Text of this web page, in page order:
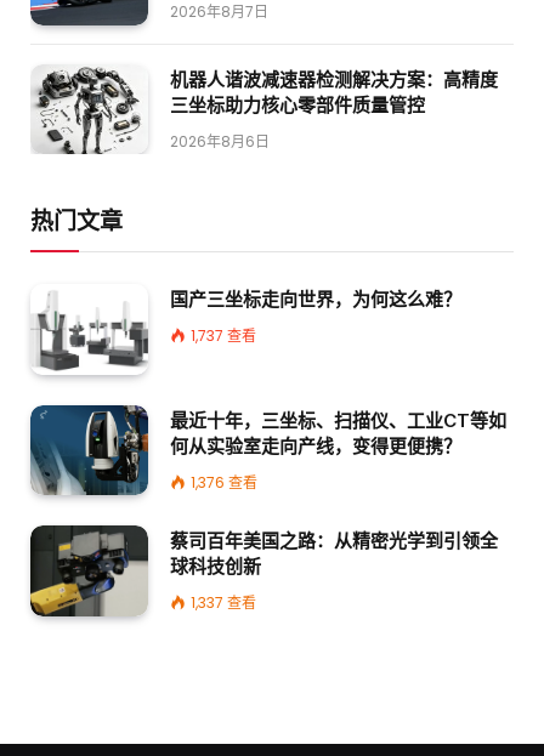
2026年8月7日
机器人谐波减速器检测解决方案：高精度
三坐标助力核心零部件质量管控
2026年8月6日
热门文章
国产三坐标走向世界，为何这么难？
1,737 查看
最近十年，三坐标、扫描仪、工业CT等如
何从实验室走向产线，变得更便携？
1,376 查看
蔡司百年美国之路：从精密光学到引领全
球科技创新
1,337 查看